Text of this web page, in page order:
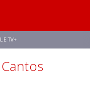
TV+
DOOMSDAY STAR TREK